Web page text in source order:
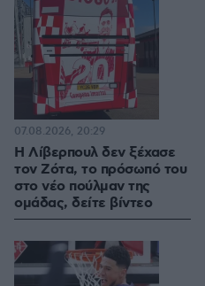
Η Λίβερπουλ δεν ξέχασε
τον Ζότα, το πρόσωπό του
στο νέο πούλμαν της
ομάδας, δείτε βίντεο
07.08.2026, 20:29